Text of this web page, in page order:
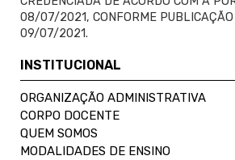
08/07/2021, CONFORME PUBLICAÇÃO
09/07/2021.
INSTITUCIONAL
ORGANIZAÇÃO ADMINISTRATIVA
CORPO DOCENTE
QUEM SOMOS
MODALIDADES DE ENSINO